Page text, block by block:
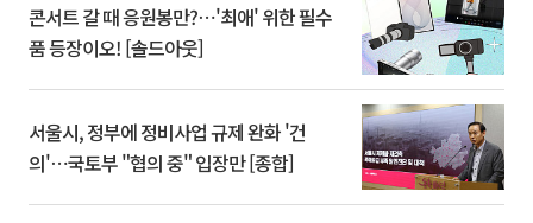
콘서트 갈 때 응원봉만?⋯'최애' 위한 필수
품 등장이오! [솔드아웃]
서울시, 정부에 정비사업 규제 완화 '건
의'⋯국토부 "협의 중" 입장만 [종합]